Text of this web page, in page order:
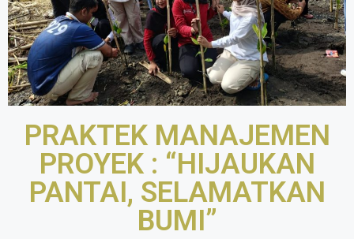
PRAKTEK MANAJEMEN
PROYEK : “HIJAUKAN
PANTAI, SELAMATKAN
BUMI”